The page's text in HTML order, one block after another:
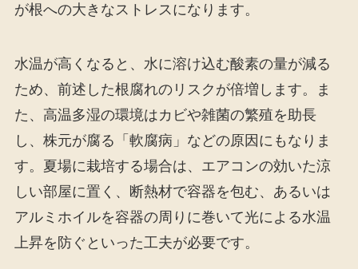
が根への大きなストレスになります。
水温が高くなると、水に溶け込む酸素の量が減る
ため、前述した根腐れのリスクが倍増します。ま
た、高温多湿の環境はカビや雑菌の繁殖を助長
し、株元が腐る「軟腐病」などの原因にもなりま
す。夏場に栽培する場合は、エアコンの効いた涼
しい部屋に置く、断熱材で容器を包む、あるいは
アルミホイルを容器の周りに巻いて光による水温
上昇を防ぐといった工夫が必要です。